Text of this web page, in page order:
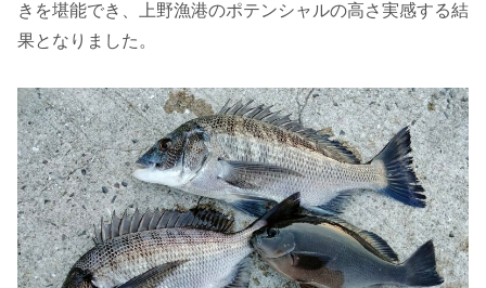
きを堪能でき、上野漁港のポテンシャルの高さ実感する結
果となりました。